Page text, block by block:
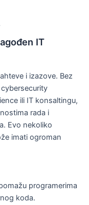
IT
i izazove. Bez
ili IT konsaltingu,
rada i
Evo nekoliko
imati ogroman
programerima
koda.